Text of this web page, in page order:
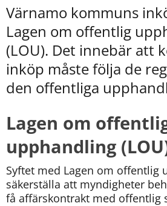
Värnamo kommuns
Lagen om offentlig
(LOU). Det innebär att
inköp måste följa de
den offentliga
Lagen om
upphandling
Syftet med Lagen om offentlig
säkerställa att myndigheter
få affärskontrakt med offentlig
vi
göra
informationen
bättre
för
dig?
Webbadress
till
bifogas
meddelandet.